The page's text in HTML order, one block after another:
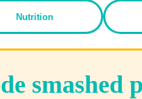
Nutrition
smashed